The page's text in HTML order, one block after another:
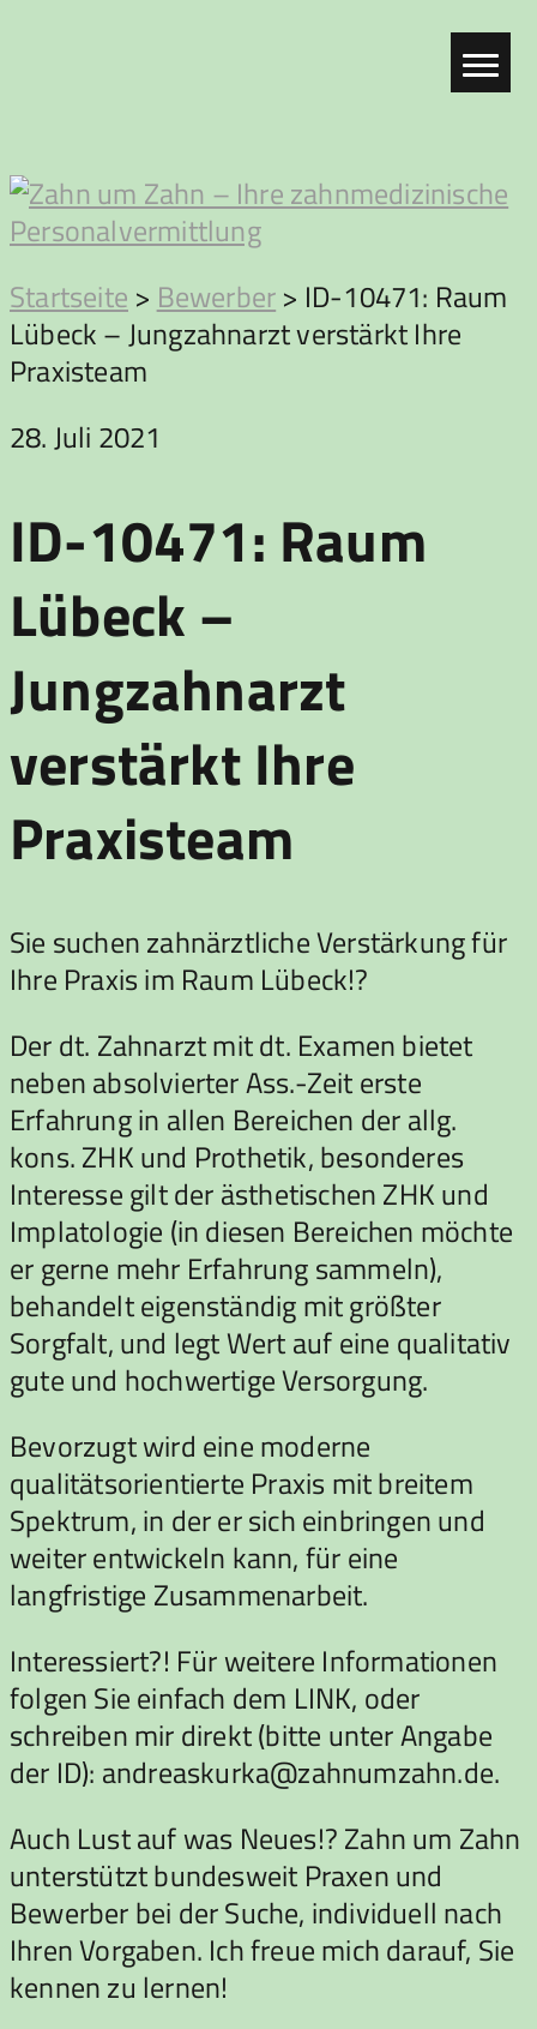
Zahn
um
Zahn
Startseite > Bewerber> ID-10471: Raum
Lübeck – Jungzahnarzt verstärkt Ihre
Praxisteam
28. Juli 2021
ID-10471: Raum
Lübeck –
Jungzahnarzt
verstärkt Ihre
Praxisteam
Sie suchen zahnärztliche Verstärkung für
Ihre Praxis im Raum Lübeck!?
Der dt. Zahnarzt mit dt. Examen bietet
neben absolvierter Ass.-Zeit erste
Erfahrung in allen Bereichen der allg.
kons. ZHK und Prothetik, besonderes
Interesse gilt der ästhetischen ZHK und
Implatologie (in diesen Bereichen möchte
er gerne mehr Erfahrung sammeln),
behandelt eigenständig mit größter
Sorgfalt, und legt Wert auf eine qualitativ
gute und hochwertige Versorgung.
Bevorzugt wird eine moderne
qualitätsorientierte Praxis mit breitem
Spektrum, in der er sich einbringen und
weiter entwickeln kann, für eine
langfristige Zusammenarbeit.
Interessiert?! Für weitere Informationen
folgen Sie einfach dem LINK, oder
schreiben mir direkt (bitte unter Angabe
der ID): andreaskurka@zahnumzahn.de.
Auch Lust auf was Neues!? Zahn um Zahn
unterstützt bundesweit Praxen und
Bewerber bei der Suche, individuell nach
Ihren Vorgaben. Ich freue mich darauf, Sie
kennen zu lernen!